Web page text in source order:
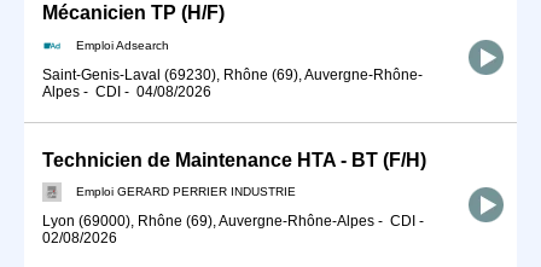
Mécanicien TP (H/F)
Emploi Adsearch
Saint-Genis-Laval (69230), Rhône (69), Auvergne-Rhône-
Alpes - CDI - 04/08/2026
Technicien de Maintenance HTA - BT (F/H)
Emploi GERARD PERRIER INDUSTRIE
Lyon (69000), Rhône (69), Auvergne-Rhône-Alpes - CDI -
02/08/2026